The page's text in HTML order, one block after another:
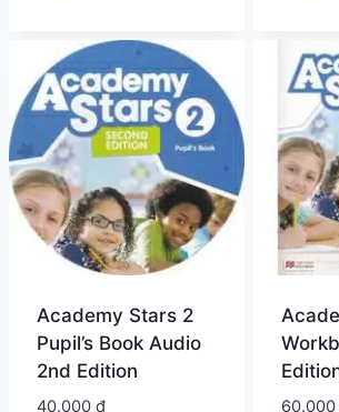
Academy Stars 2
Pupil’s Book Audio
2nd Edition
40.000 ₫ 60.000